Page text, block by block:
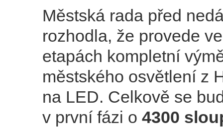
Městská rada před
rozhodla, že provede
etapách kompletní
městského osvětlení z
na LED. Celkově se
v první fázi o 4300